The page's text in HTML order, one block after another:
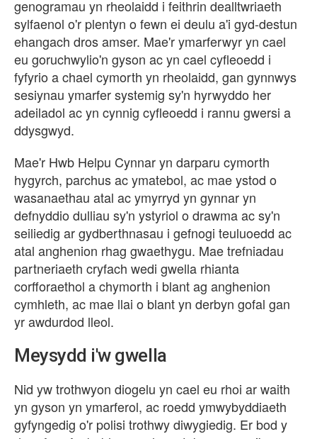
genogramau yn rheolaidd i feithrin dealltwriaeth
sylfaenol o'r plentyn o fewn ei deulu a'i gyd-destun
ehangach dros amser. Mae'r ymarferwyr yn cael
eu goruchwylio'n gyson ac yn cael cyfleoedd i
fyfyrio a chael cymorth yn rheolaidd, gan gynnwys
sesiynau ymarfer systemig sy'n hyrwyddo her
adeiladol ac yn cynnig cyfleoedd i rannu gwersi a
ddysgwyd.
Mae'r Hwb Helpu Cynnar yn darparu cymorth
hygyrch, parchus ac ymatebol, ac mae ystod o
wasanaethau atal ac ymyrryd yn gynnar yn
defnyddio dulliau sy'n ystyriol o drawma ac sy'n
seiliedig ar gydberthnasau i gefnogi teuluoedd ac
atal anghenion rhag gwaethygu. Mae trefniadau
partneriaeth cryfach wedi gwella rhianta
corfforaethol a chymorth i blant ag anghenion
cymhleth, ac mae llai o blant yn derbyn gofal gan
yr awdurdod lleol.
Meysydd i'w gwella
Nid yw trothwyon diogelu yn cael eu rhoi ar waith
yn gyson yn ymarferol, ac roedd ymwybyddiaeth
gyfyngedig o'r polisi trothwy diwygiedig. Er bod y